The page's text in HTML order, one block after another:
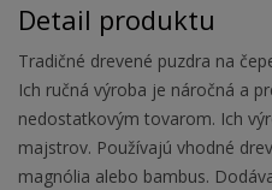
Detail produktu
Tradičné drevené puzdra na
Ich ručná výroba je náročná a
nedostatkovým tovarom. Ich
majstrov. Používajú vhodné
magnólia alebo bambus.